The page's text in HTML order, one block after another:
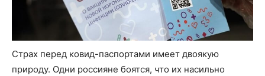
Страх перед ковид-паспортами имеет двоякую
природу. Одни россияне боятся, что их насильно